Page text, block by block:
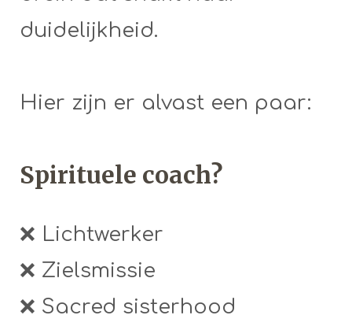
duidelijkheid.
Hier zijn er alvast een paar:
Spirituele coach?
❌ Lichtwerker
❌ Zielsmissie
❌ Sacred sisterhood